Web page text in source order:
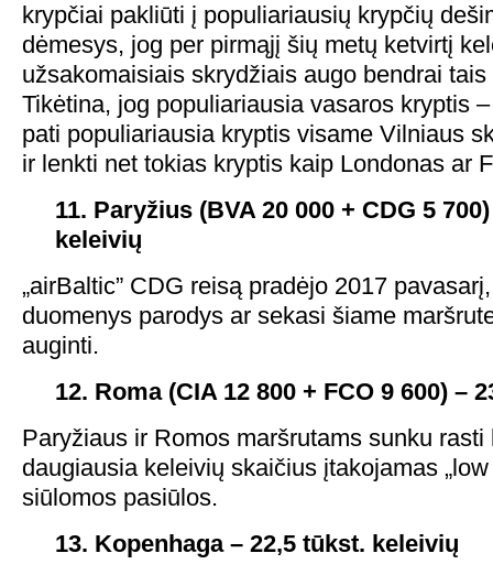
krypčiai pakliūti į populiariausių krypčių
dėmesys, jog per pirmąjį šių metų ketvirtį
užsakomaisiais skrydžiais augo bendrai
Tikėtina, jog populiariausia vasaros kryptis
pati populiariausia kryptis visame Vilniaus
ir lenkti net tokias kryptis kaip Londonas ar
11. Paryžius (BVA 20 000 + CDG 5
keleivių
„airBaltic” CDG reisą pradėjo 2017
duomenys parodys ar sekasi šiame
auginti.
12. Roma (CIA 12 800 + FCO 9 600) –
Paryžiaus ir Romos maršrutams sunku rasti
daugiausia keleivių skaičius įtakojamas
siūlomos pasiūlos.
13. Kopenhaga – 22,5 tūkst. keleivių